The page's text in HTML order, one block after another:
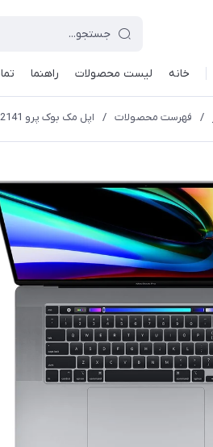
خانه لیست محصولات راهنما
/ فهرست محصولات / اپل مک بوک پرو 16INCH RAM16 VGA4DDR6 2019 Apple Macbook Pro A2141 تاچ بار